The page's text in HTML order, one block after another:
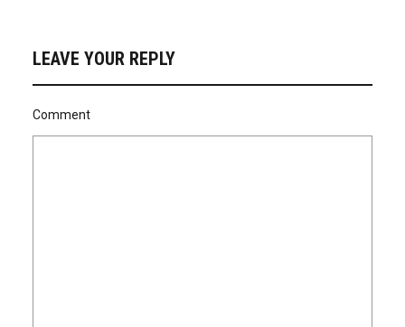
LEAVE YOUR REPLY
Comment